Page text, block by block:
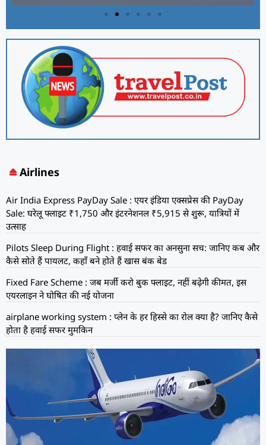
Airlines
Air India Express PayDay Sale : एयर इंडिया एक्सप्रेस की PayDay
Sale: घरेलू फ्लाइट ₹1,750 और इंटरनेशनल ₹5,915 से शुरू, यात्रियों में
उत्साह
Pilots Sleep During Flight : हवाई सफर का अनसुना सच: जानिए कब और
कैसे सोते हैं पायलट, कहाँ बने होते हैं खास बंक बेड
Fixed Fare Scheme : जब मर्जी करो बुक फ्लाइट, नहीं बढ़ेगी कीमत, इस
एयरलाइन ने घोषित की नई योजना
airplane working system : प्लेन के हर हिस्से का रोल क्या है? जानिए कैसे
होता है हवाई सफर मुमकिन